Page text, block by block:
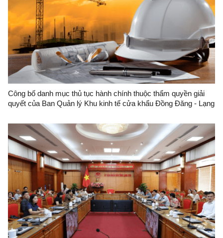
Công bố danh mục thủ tục hành chính thuộc thẩm quyền giải
quyết của Ban Quản lý Khu kinh tế cửa khẩu Đồng Đăng - Lạng